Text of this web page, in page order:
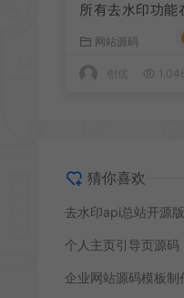
所有去水印功能
网站源码
猜你喜欢
去水印api总站开源
个人主页引导页源码
企业网站源码模板制